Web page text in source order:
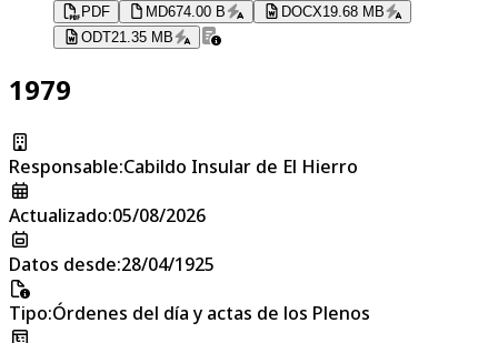
PDF MD674.00 B DOCX19.68 MB
ODT21.35 MB
1979
Responsable:Cabildo Insular de El Hierro
Actualizado:05/08/2026
Datos desde:28/04/1925
Tipo:Órdenes del día y actas de los Plenos